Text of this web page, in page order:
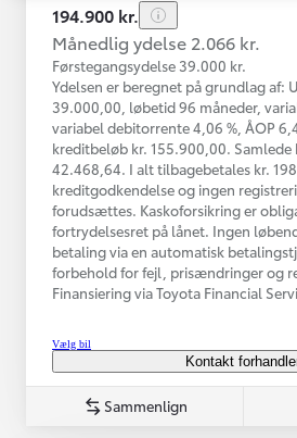
194.900 kr.
Månedlig ydelse 2.066 kr.
Førstegangsydelse 39.000 kr.
Ydelsen er beregnet på grundlag af:
39.000,00, løbetid 96 måneder,
variabel debitorrente 4,06 %, ÅOP
kreditbeløb kr. 155.900,00. Samlede
42.468,64. I alt tilbagebetales kr.
kreditgodkendelse og ingen
forudsættes. Kaskoforsikring er
fortrydelsesret på lånet. Ingen
betaling via en automatisk
forbehold for fejl, prisændringer og
Finansiering via Toyota Financial
Vælg bil
Kontakt
Sammenlign